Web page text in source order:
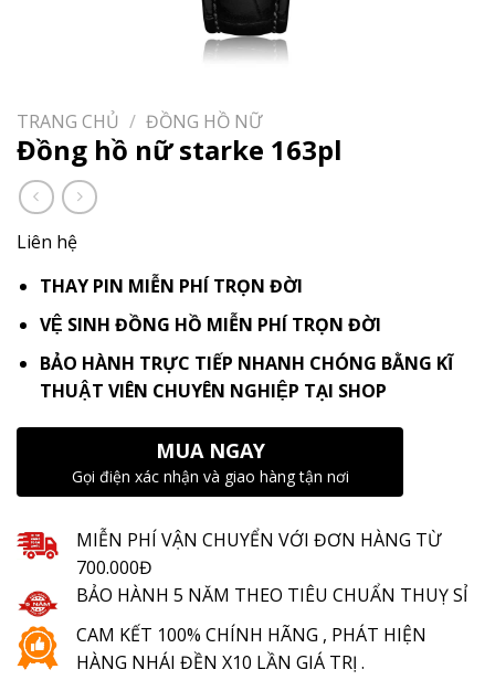
TRANG CHỦ / ĐỒNG HỒ NỮ
Đồng hồ nữ starke 163pl
Liên hệ
THAY PIN MIỄN PHÍ TRỌN ĐỜI
VỆ SINH ĐỒNG HỒ MIỄN PHÍ TRỌN ĐỜI
BẢO HÀNH TRỰC TIẾP NHANH CHÓNG BẰNG KĨ
THUẬT VIÊN CHUYÊN NGHIỆP TẠI SHOP
MUA NGAY
Gọi điện xác nhận và giao hàng tận nơi
MIỄN PHÍ VẬN CHUYỂN VỚI ĐƠN HÀNG TỪ
700.000Đ
BẢO HÀNH 5 NĂM THEO TIÊU CHUẨN THUỴ SỈ
CAM KẾT 100% CHÍNH HÃNG , PHÁT HIỆN
HÀNG NHÁI ĐỀN X10 LẦN GIÁ TRỊ .